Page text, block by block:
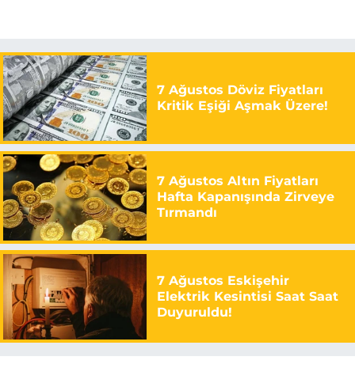
7 Ağustos Döviz Fiyatları
Kritik Eşiği Aşmak Üzere!
7 Ağustos Altın Fiyatları
Hafta Kapanışında Zirveye
Tırmandı
7 Ağustos Eskişehir
Elektrik Kesintisi Saat Saat
Duyuruldu!